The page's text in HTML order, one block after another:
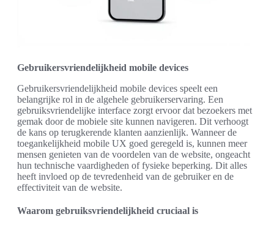
Gebruikersvriendelijkheid mobile devices
Gebruikersvriendelijkheid mobile devices speelt een
belangrijke rol in de algehele gebruikerservaring. Een
gebruiksvriendelijke interface zorgt ervoor dat bezoekers met
gemak door de mobiele site kunnen navigeren. Dit verhoogt
de kans op terugkerende klanten aanzienlijk. Wanneer de
toegankelijkheid mobile UX goed geregeld is, kunnen meer
mensen genieten van de voordelen van de website, ongeacht
hun technische vaardigheden of fysieke beperking. Dit alles
heeft invloed op de tevredenheid van de gebruiker en de
effectiviteit van de website.
Waarom gebruiksvriendelijkheid cruciaal is